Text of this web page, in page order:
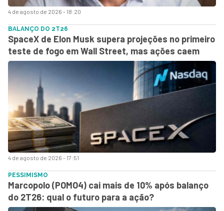
4 de agosto de 2026 - 18:20
4 de agosto de 2026 - 17:51
BALANÇO DO 2T26
SpaceX de Elon Musk supera projeções no primeiro
teste de fogo em Wall Street, mas ações caem
PESSIMISMO
Marcopolo (POMO4) cai mais de 10% após balanço
do 2T26: qual o futuro para a ação?